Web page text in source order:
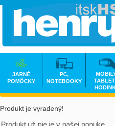
Produkt je vyradený!
Produkt už nie je v našej ponuke.
JARNÉ
POMÔCKY
PC,
NOTEBOOKY